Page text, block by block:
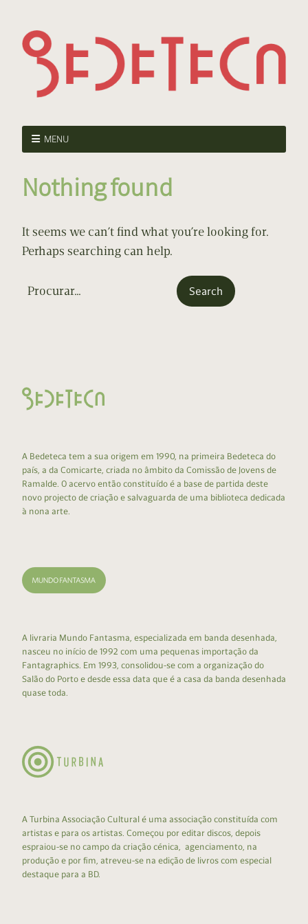
MENU
Nothing found
It seems we can’t find what you’re looking for.
Perhaps searching can help.
A Bedeteca tem a sua origem em 1990, na primeira Bedeteca do
país, a da Comicarte, criada no âmbito da Comissão de Jovens de
Ramalde. O acervo então constituído é a base de partida deste
novo projecto de criação e salvaguarda de uma biblioteca dedicada
à nona arte.
A livraria Mundo Fantasma, especializada em banda desenhada,
nasceu no início de 1992 com uma pequenas importação da
Fantagraphics. Em 1993, consolidou-se com a organização do
Salão do Porto e desde essa data que é a casa da banda desenhada
quase toda.
A Turbina Associação Cultural é uma associação constituída com
artistas e para os artistas. Começou por editar discos, depois
espraiou-se no campo da criação cénica, agenciamento, na
produção e por fim, atreveu-se na edição de livros com especial
destaque para a BD.